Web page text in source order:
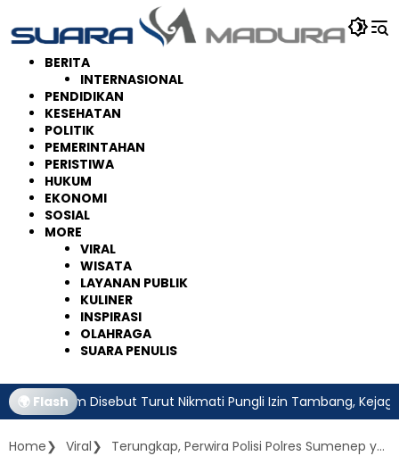
ke
konten
BERITA
INTERNASIONAL
PENDIDIKAN
KESEHATAN
POLITIK
PEMERINTAHAN
PERISTIWA
HUKUM
EKONOMI
SOSIAL
MORE
VIRAL
WISATA
LAYANAN PUBLIK
KULINER
INSPIRASI
OLAHRAGA
SUARA PENULIS
🌍 Flash
Jatim Disebut Turut Nikmati Pungli Izin Tambang, Kejagung
Home Viral Terungkap, Perwira Polisi Polres Sumenep yang Disebut Terima Miliaran Rupiah dari Caleg DPR-RI